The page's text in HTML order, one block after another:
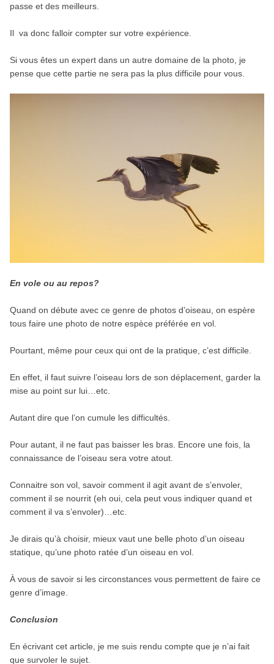
passe et des meilleurs.
Il va donc falloir compter sur votre expérience.
Si vous êtes un expert dans un autre domaine de la photo, je
pense que cette partie ne sera pas la plus difficile pour vous.
En vole ou au repos?
Quand on débute avec ce genre de photos d’oiseau, on espère
tous faire une photo de notre espèce préférée en vol.
Pourtant, même pour ceux qui ont de la pratique, c’est difficile.
En effet, il faut suivre l’oiseau lors de son déplacement, garder la
mise au point sur lui…etc.
Autant dire que l’on cumule les difficultés.
Pour autant, il ne faut pas baisser les bras. Encore une fois, la
connaissance de l’oiseau sera votre atout.
Connaitre son vol, savoir comment il agit avant de s’envoler,
comment il se nourrit (eh oui, cela peut vous indiquer quand et
comment il va s’envoler)…etc.
Je dirais qu’à choisir, mieux vaut une belle photo d’un oiseau
statique, qu’une photo ratée d’un oiseau en vol.
À vous de savoir si les circonstances vous permettent de faire ce
genre d’image.
Conclusion
En écrivant cet article, je me suis rendu compte que je n’ai fait
que survoler le sujet.